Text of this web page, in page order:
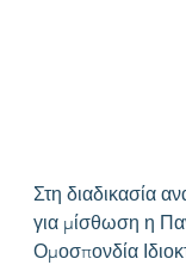
Στη διαδικασία
για μίσθωση η
Ομοσπονδία